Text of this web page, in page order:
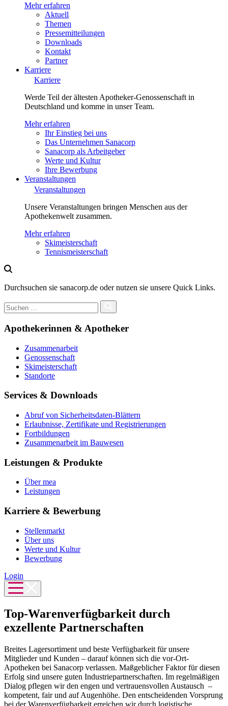
Mehr erfahren
Aktuell
Themen
Pressemitteilungen
Downloads
Kontakt
Partner
Karriere
Karriere
Werde Teil der ältesten Apotheker-Genossenschaft in
Deutschland und komme in unser Team.
Mehr erfahren
Ihr Einstieg bei uns
Das Unternehmen Sanacorp
Sanacorp als Arbeitgeber
Werte und Kultur
Ihre Bewerbung
Veranstaltungen
Veranstaltungen
Unsere Veranstaltungen bringen Menschen aus der
Apothekenwelt zusammen.
Mehr erfahren
Skimeisterschaft
Tennismeisterschaft
Durchsuchen sie sanacorp.de oder nutzen sie unsere Quick Links.
Apothekerinnen & Apotheker
Zusammenarbeit
Genossenschaft
Skimeisterschaft
Standorte
Services & Downloads
Abruf von Sicherheitsdaten-Blättern
Erlaubnisse, Zertifikate und Registrierungen
Fortbildungen
Zusammenarbeit im Bauwesen
Leistungen & Produkte
Über mea
Leistungen
Karriere & Bewerbung
Stellenmarkt
Über uns
Werte und Kultur
Bewerbung
Login
Top-Warenverfügbarkeit durch
exzellente Partnerschaften
Breites Lagersortiment und beste Verfügbarkeit für unsere
Mitglieder und Kunden – darauf können sich die vor-Ort-
Apotheken bei Sanacorp verlassen. Maßgeblicher Faktor für diesen
Erfolg sind unsere guten Industriepartnerschaften. Im regelmäßigen
Dialog pflegen wir den engen und vertrauensvollen Austausch –
kompetent, fair und auf Augenhöhe. Den entscheidenden Vorsprung
bei der Warenverfügbarkeit erreichen wir durch logistische